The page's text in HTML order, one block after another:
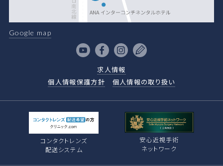
Google map
求人情報
個人情報保護方針
個人情報の取り扱い
コンタクトレンズ
配送システム
安心近視手術
ネットワーク